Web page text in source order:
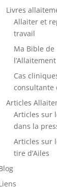
Livres
Allaiter et
travail
Ma Bible de
l’Allaitement
Cas
consultante
Articles
Articles sur
dans la
Articles sur
tire d’Ailes